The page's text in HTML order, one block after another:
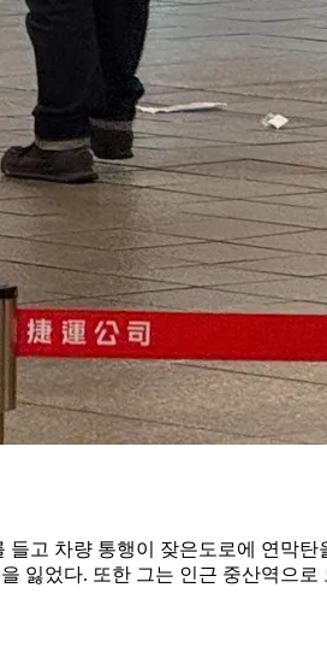
고 차량 통행이 잦은도로에 연막
잃었다. 또한 그는 인근 중산역으로